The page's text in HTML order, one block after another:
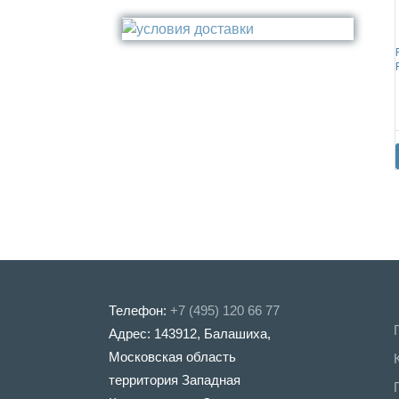
Стакан
Туалетный ёрш
Медь
Никель
Телефон: +7 (495) 120 66 77
Адрес: 143912, Балашиха,
Московская область
территория Западная